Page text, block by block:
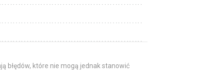
błędów, które nie mogą jednak stanowić